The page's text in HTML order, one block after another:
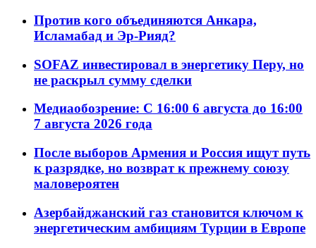
Против кого объединяются Анкара,
Исламабад и Эр-Рияд?
SOFAZ инвестировал в энергетику Перу, но
не раскрыл сумму сделки
Медиаобозрение: С 16:00 6 августа до 16:00
7 августа 2026 года
После выборов Армения и Россия ищут путь
к разрядке, но возврат к прежнему союзу
маловероятен
Азербайджанский газ становится ключом к
энергетическим амбициям Турции в Европе